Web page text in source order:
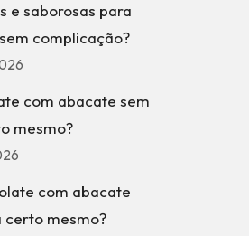
e saborosas para
complicação?
com abacate sem
mesmo?
com abacate
certo mesmo?